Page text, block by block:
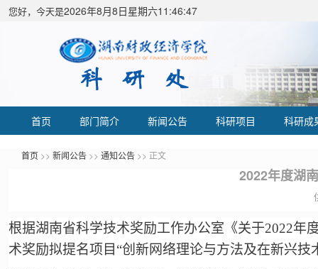
您好，今天是2026年8月8日星期六11:46:48
首页 部门简介 新闻公告 科研项目 科研成
首页 >> 新闻公告 >> 通知公告 >> 正文
2022年度湖
根据湖南省科学技术奖励工作办公室《关于2022年
术奖励拟提名项目“创新网络理论与方法及在新兴技